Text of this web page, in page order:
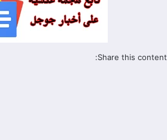
Share this content: